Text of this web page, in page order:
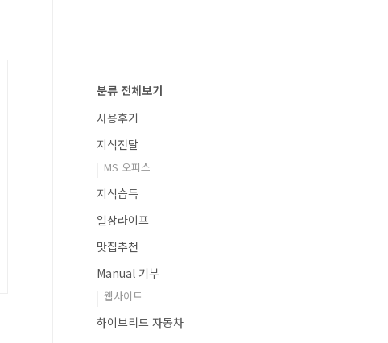
분류 전체보기
사용후기
지식전달
MS 오피스
지식습득
일상라이프
맛집추천
Manual 기부
웹사이트
하이브리드 자동차